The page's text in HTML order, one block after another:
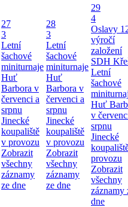
27
3
Letní
šachové
miniturnaje
Huť
Barbora v
červenci a
srpnu
Jinecké
koupaliště
v provozu
Zobrazit
všechny
záznamy
ze dne
28
3
Letní
šachové
miniturnaje
Huť
Barbora v
červenci a
srpnu
Jinecké
koupaliště
v provozu
Zobrazit
všechny
záznamy
ze dne
29
4
Oslavy
výročí
založení
SDH
Letní
šachové
Huť
v
srpnu
Jinecké
provozu
Zobrazit
všechny
záznamy
dne